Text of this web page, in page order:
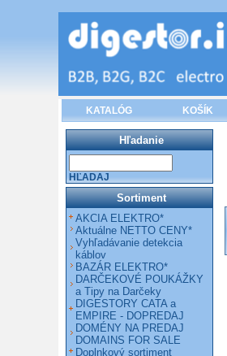
KATALÓG KOŠÍK
Hľadanie
HĽADAJ
Sortiment
AKCIA ELEKTRO*
Aktuálne NETTO CENY*
Vyhľadávanie detekcia
káblov
BAZÁR ELEKTRO*
DARČEKOVÉ POUKÁŽKY
a Tipy na Darčeky
DIGESTORY CATA a
EMPIRE - DOPREDAJ
DOMÉNY NA PREDAJ
DOMAINS FOR SALE
Doplnkový sortiment